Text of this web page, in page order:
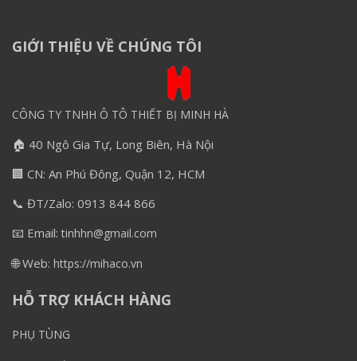
GIỚI THIỆU VỀ CHÚNG TÔI
CÔNG TY TNHH Ô TÔ THIẾT BỊ MINH HÀ
🏠 40 Ngô Gia Tự, Long Biên, Hà Nội
🏢 CN: An Phú Đông, Quận 12, HCM
📞 ĐT/Zalo: 0913 844 866
📧 Email: tinhhn@gmail.com
🌐 Web: https://mihaco.vn
HỖ TRỢ KHÁCH HÀNG
PHỤ TÙNG